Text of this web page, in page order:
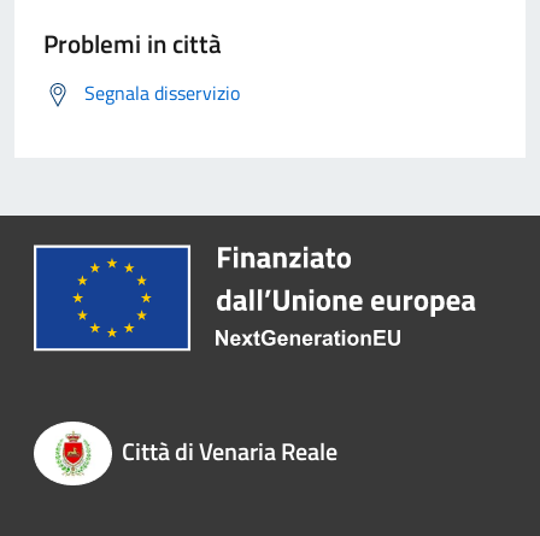
Problemi in città
Segnala disservizio
Città di Venaria Reale